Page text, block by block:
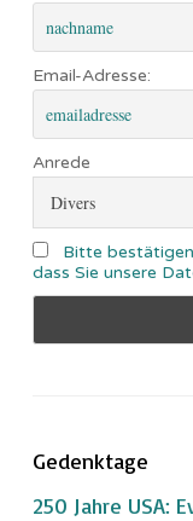
Email-Adresse:
Anrede
Bitte
dass Sie unsere
Gedenktage
250 Jahre USA: